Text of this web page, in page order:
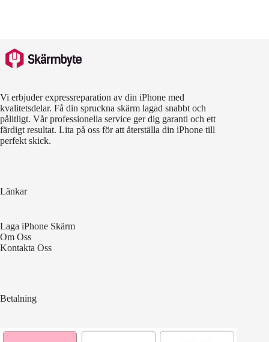
Vi erbjuder expressreparation av din iPhone med
kvalitetsdelar. Få din spruckna skärm lagad snabbt och
pålitligt. Vår professionella service ger dig garanti och ett
färdigt resultat. Lita på oss för att återställa din iPhone till
perfekt skick.
Länkar
Laga iPhone Skärm
Om Oss
Kontakta Oss
Betalning